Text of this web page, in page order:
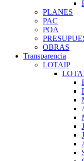
PLANES
PAC
POA
OBRAS
Transparencia
LOTAIP